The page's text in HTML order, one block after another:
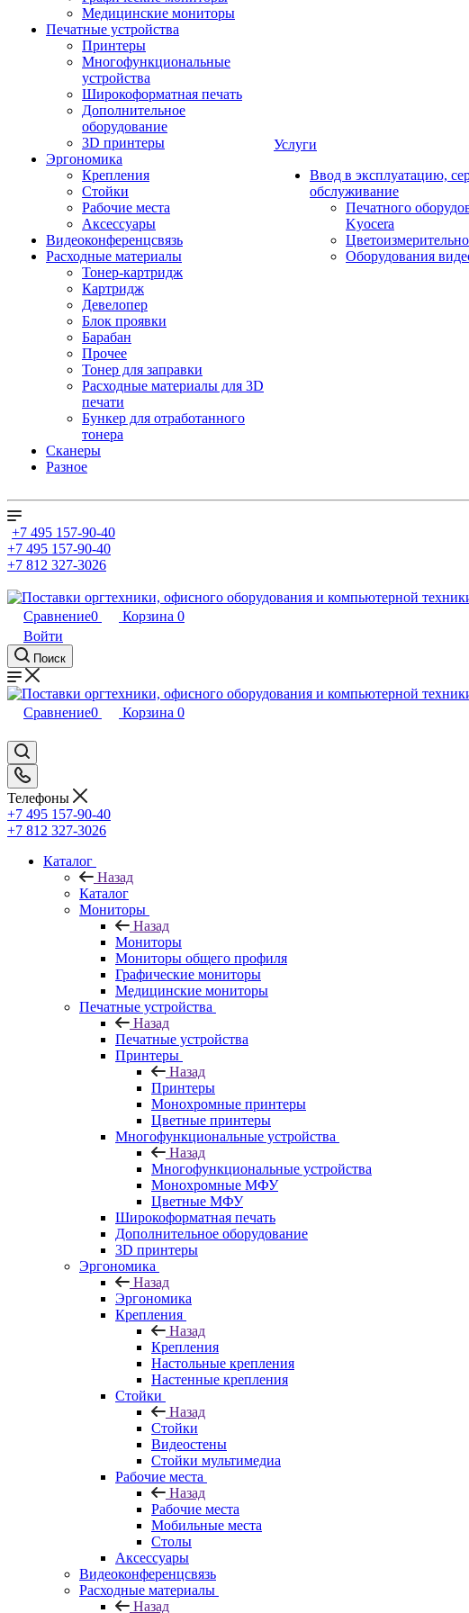
Медицинские мониторы
Печатные устройства
Принтеры
Многофункциональные
устройства
Широкоформатная печать
Дополнительное
оборудование
3D принтеры
Эргономика
Крепления
Стойки
Рабочие места
Аксессуары
Видеоконференцсвязь
Расходные материалы
Тонер-картридж
Картридж
Девелопер
Блок проявки
Барабан
Прочее
Тонер для заправки
Расходные материалы для 3D
печати
Бункер для отработанного
тонера
Сканеры
Разное
Услуги
Ввод в эксплуатацию,
обслуживание
Печатного
Kyocera
Оборудования
+7 495 157-90-40
+7 495 157-90-40
+7 812 327-3026
Сравнение0 Корзина 0
Войти
Поиск
Сравнение0 Корзина 0
Телефоны
+7 495 157-90-40
+7 812 327-3026
Каталог
Назад
Каталог
Мониторы
Назад
Мониторы
Мониторы общего профиля
Графические мониторы
Медицинские мониторы
Печатные устройства
Назад
Печатные устройства
Принтеры
Назад
Принтеры
Моноxромныe принтеры
Цвeтныe принтеры
Многофункциональные устройства
Назад
Многофункциональные устройства
Монохромные МФУ
Цветные МФУ
Широкоформатная печать
Дополнительное оборудование
3D принтеры
Эргономика
Назад
Эргономика
Крепления
Назад
Крепления
Настольные крепления
Настенные крепления
Стойки
Назад
Стойки
Видеостены
Стойки мультимедиа
Рабочие места
Назад
Рабочие места
Мобильные места
Столы
Аксессуары
Видеоконференцсвязь
Расходные материалы
Назад